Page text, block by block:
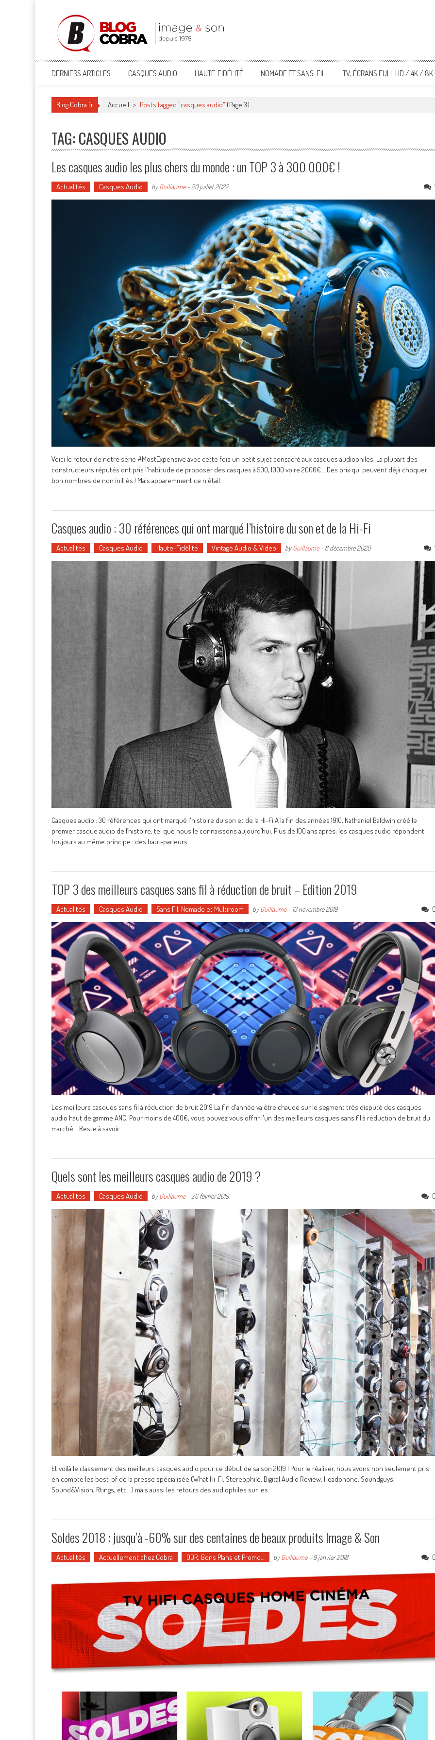
Blog Cobra
Toute l'actu Image & Son !
DERNIERS ARTICLES CASQUES AUDIO HAUTE-FIDÉLITÉ NOMADE ET SANS-FIL TV, ÉCRANS FULL HD / 4K / 8K
Blog Cobra.fr Accueil > Posts tagged "casques audio" (Page 3)
TAG: CASQUES AUDIO
Les casques audio les plus chers du monde : un TOP 3 à 300 000€ !
Actualités Casques Audio byGuillaume- 20 juillet 2022
Voici le retour de notre série #MostExpensive avec cette fois un petit sujet consacré aux casques audiophiles. La plupart des
constructeurs réputés ont pris l'habitude de proposer des casques à 500, 1000 voire 2000€... Des prix qui peuvent déjà choquer
bon nombres de non initiés ! Mais apparemment ce n'était
Casques audio : 30 références qui ont marqué l’histoire du son et de la Hi-Fi
Actualités Casques Audio Haute-Fidélité Vintage Audio & Video byGuillaume- 8 décembre 2020
Casques audio : 30 références qui ont marqué l'histoire du son et de la Hi-Fi A la fin des années 1910, Nathaniel Baldwin créé le
premier casque audio de l’histoire, tel que nous le connaissons aujourd’hui. Plus de 100 ans après, les casques audio répondent
toujours au même principe : des haut-parleurs
TOP 3 des meilleurs casques sans fil à réduction de bruit – Edition 2019
Actualités Casques Audio Sans Fil, Nomade et Multiroom byGuillaume- 13 novembre 2019
Les meilleurs casques sans fil à réduction de bruit 2019 La fin d'année va être chaude sur le segment très disputé des casques
audio haut de gamme ANC. Pour moins de 400€, vous pouvez vous offrir l'un des meilleurs casques sans fil à réduction de bruit du
marché... Reste à savoir
Quels sont les meilleurs casques audio de 2019 ?
Actualités Casques Audio byGuillaume- 26 février 2019
Et voilà le classement des meilleurs casques audio pour ce début de saison 2019 ! Pour le réaliser, nous avons non seulement pris
en compte les best-of de la presse spécialisée (What Hi-Fi, Stereophile, Digital Audio Review, Headphone, Soundguys,
Sound&Vision, Rtings, etc...) mais aussi les retours des audiophiles sur les
Soldes 2018 : jusqu’à -60% sur des centaines de beaux produits Image & Son
Actualités Actuellement chez Cobra ODR, Bons Plans et Promo… byGuillaume- 9 janvier 2018